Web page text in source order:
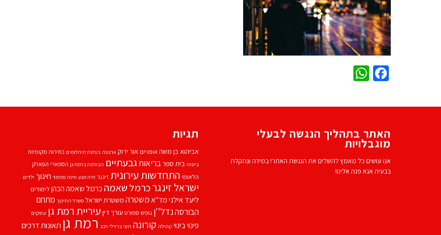
Facebook
האתר בתהליך הנגשה לבעלי
מוגבלויות
אנו עושים כל מאמץ להשלים את הנגשת האתר! במידה ונתקלת
בבעיה אנא פנה אלינו!
תגיות
אביהוא בן משהאופניים אור ירוק ארנונה בורסת היהלומים בחירות מקומיות
ביטוח בית ספרבריאותגבעתיים הבורסה ברמת גן הספארי הפארק
הלאומי התחדשות עירוניתזינגר חיה מנע חיות מחמד חינוך ילדים
ישראל זינגרכרמל שאמה כרמל שאמה הכהן לימודים
ליעד אילנימד''אמשטרה משטרת ישראל משרד החינוך מתחם
הבורסהנדל''ן נופש ספורט עורך דין עיריית רמת גן עסקים
פינוי בינוי קהילה קורונה רועי ברזילי רכב רמת גן תאונות דרכים